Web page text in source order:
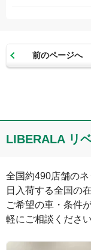
メールアドレス
コメント
前のページへ
LIBERALA リ
全国約490店舗の
日入荷する全国の
ご希望の車・条件
軽にご相談ください